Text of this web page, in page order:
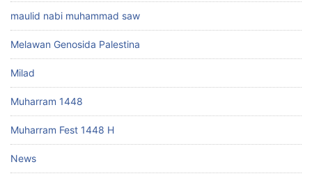
maulid nabi muhammad saw
Melawan Genosida Palestina
Milad
Muharram 1448
Muharram Fest 1448 H
News